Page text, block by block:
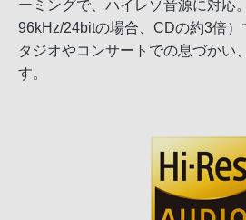
ーミングで、ハイレゾ音源に対応
96kHz/24bitの場合、CDの約3倍）
タジオやコンサートでの息づかい
す。